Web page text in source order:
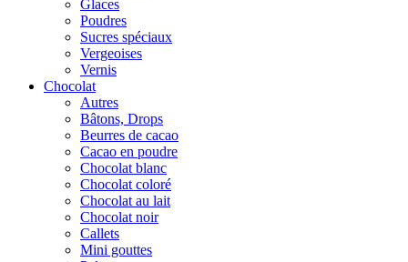
Glaces
Poudres
Sucres spéciaux
Vergeoises
Vernis
Chocolat
Autres
Bâtons, Drops
Beurres de cacao
Cacao en poudre
Chocolat blanc
Chocolat coloré
Chocolat au lait
Chocolat noir
Callets
Mini gouttes